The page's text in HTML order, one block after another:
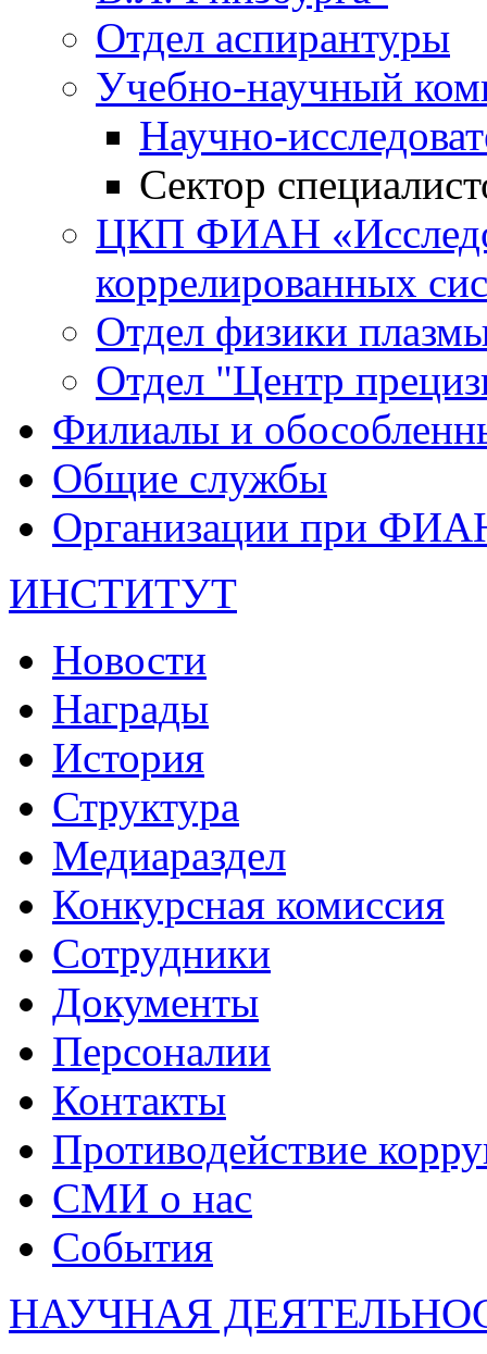
Отдел аспирантуры
Учебно-научный
Научно-
Сектор
ЦКП ФИАН
коррелированных
Отдел физики
Отдел "Центр
Филиалы и
Общие службы
Организации при
ИНСТИТУТ
Новости
Награды
История
Структура
Медиараздел
Конкурсная комиссия
Сотрудники
Документы
Персоналии
Контакты
Противодействие
СМИ о нас
События
НАУЧНАЯ